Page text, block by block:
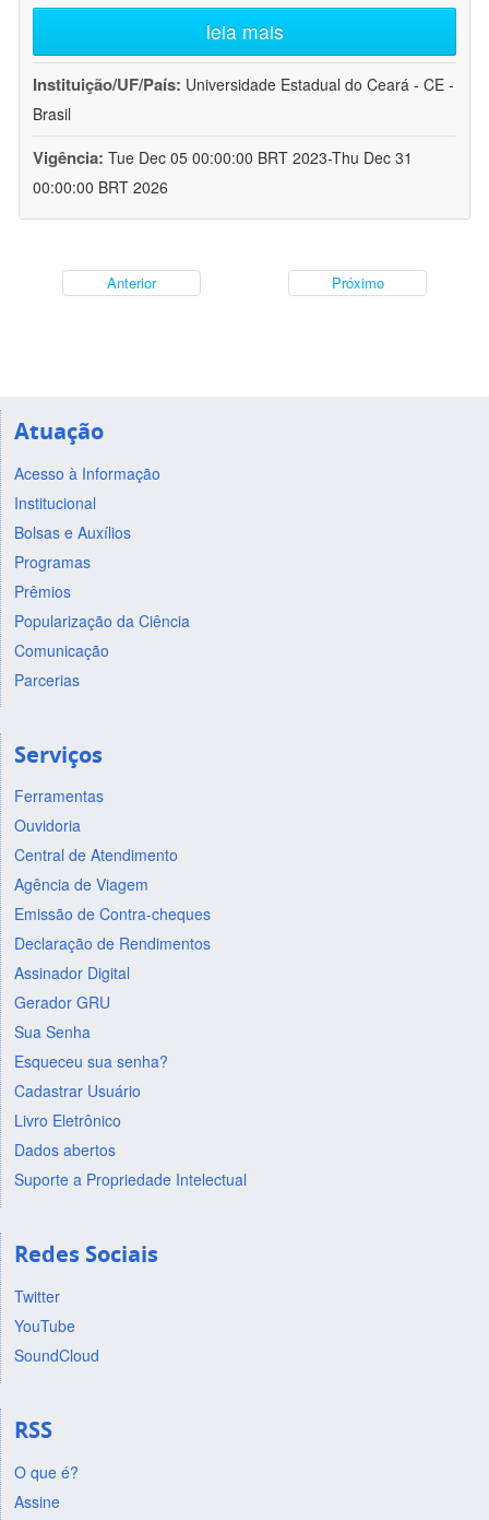
leia mais
Instituição/UF/País: Universidade Estadual do Ceará - CE -
Brasil
Vigência: Tue Dec 05 00:00:00 BRT 2023-Thu Dec 31
00:00:00 BRT 2026
Anterior Próximo
Atuação
Acesso à Informação
Institucional
Bolsas e Auxílios
Programas
Prêmios
Popularização da Ciência
Comunicação
Parcerias
Serviços
Ferramentas
Ouvidoria
Central de Atendimento
Agência de Viagem
Emissão de Contra-cheques
Declaração de Rendimentos
Assinador Digital
Gerador GRU
Sua Senha
Esqueceu sua senha?
Cadastrar Usuário
Livro Eletrônico
Dados abertos
Suporte a Propriedade Intelectual
Redes Sociais
Twitter
YouTube
SoundCloud
RSS
O que é?
Assine